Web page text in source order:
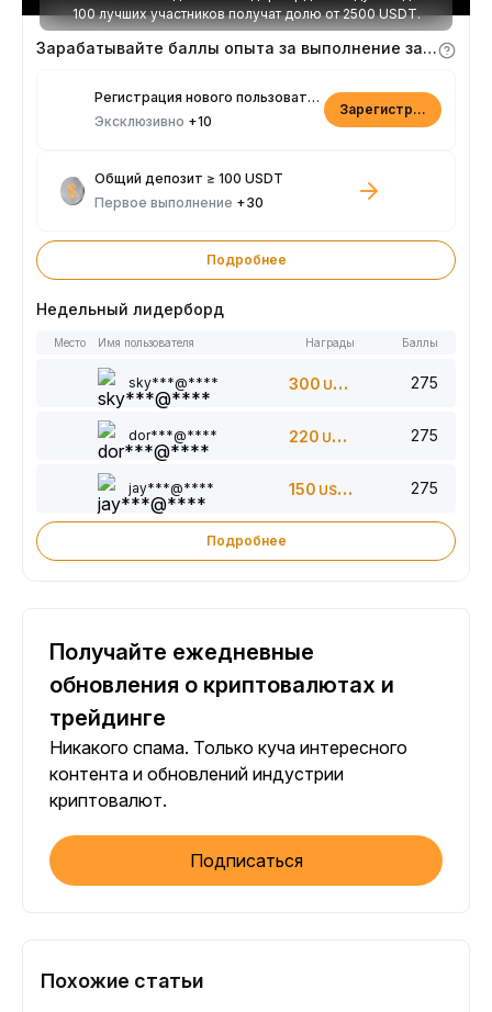
100 лучших участников получат долю от 2500 USDT.
Зарабатывайте баллы опыта за выполнение заданий
Регистрация нового пользователя
Эксклюзивно +10
Зарегистрироваться
Общий депозит ≥ 100 USDT
Первое выполнение +30
Подробнее
Недельный лидерборд
Место Имя пользователя Награды Баллы
sky***@**** 300 USDT 275
dor***@**** 220 USDT 275
jay***@**** 150 USDT 275
Подробнее
Получайте ежедневные
обновления о криптовалютах и
трейдинге
Никакого спама. Только куча интересного
контента и обновлений индустрии
криптовалют.
Подписаться
Похожие статьи